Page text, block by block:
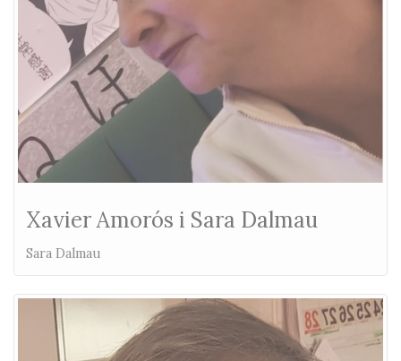
Xavier Amorós i Sara Dalmau
Sara Dalmau